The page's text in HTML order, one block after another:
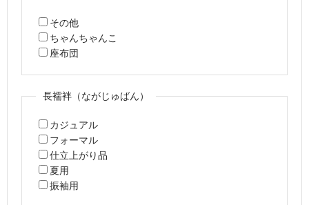
その他
ちゃんちゃんこ
座布団
長襦袢（ながじゅばん）
カジュアル
フォーマル
仕立上がり品
夏用
振袖用